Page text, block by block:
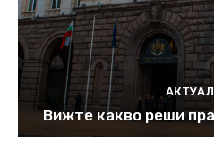
Вижте какво реши